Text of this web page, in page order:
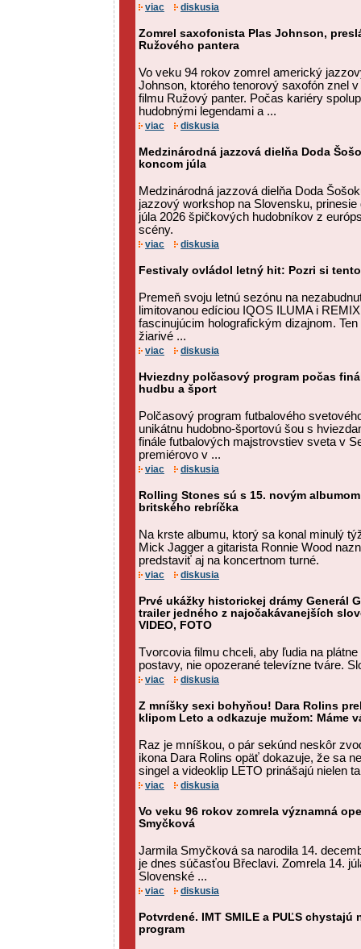
viac diskusia
Zomrel saxofonista Plas Johnson,
Ružového pantera
Vo veku 94 rokov zomrel americký
Johnson, ktorého tenorový saxofón znel
filmu Ružový panter. Počas kariéry
hudobnými legendami a ...
viac diskusia
Medzinárodná jazzová dielňa Doda
koncom júla
Medzinárodná jazzová dielňa Doda
jazzový workshop na Slovensku,
júla 2026 špičkových hudobníkov z
scény.
viac diskusia
Festivaly ovládol letný hit: Pozri si
Premeň svoju letnú sezónu na
limitovanou edíciou IQOS ILUMA i
fascinujúcim holografickým dizajnom.
žiarivé ...
viac diskusia
Hviezdny polčasový program počas
hudbu a šport
Polčasový program futbalového
unikátnu hudobno-športovú šou s
finále futbalových majstrovstiev sveta v
premiérovo v ...
viac diskusia
Rolling Stones sú s 15. novým
britského rebríčka
Na krste albumu, ktorý sa konal minulý
Mick Jagger a gitarista Ronnie Wood
predstaviť aj na koncertnom turné.
viac diskusia
Prvé ukážky historickej drámy Generál
trailer jedného z najočakávanejších
VIDEO, FOTO
Tvorcovia filmu chceli, aby ľudia na
postavy, nie opozerané televízne tváre.
viac diskusia
Z mníšky sexi bohyňou! Dara Rolins
klipom Leto a odkazuje mužom: Máme
Raz je mníškou, o pár sekúnd neskôr
ikona Dara Rolins opäť dokazuje, že sa
singel a videoklip LETO prinášajú nielen
viac diskusia
Vo veku 96 rokov zomrela významná
Smyčková
Jarmila Smyčková sa narodila 14.
je dnes súčasťou Břeclavi. Zomrela 14.
Slovenské ...
viac diskusia
Potvrdené. IMT SMILE a PUĽS
program